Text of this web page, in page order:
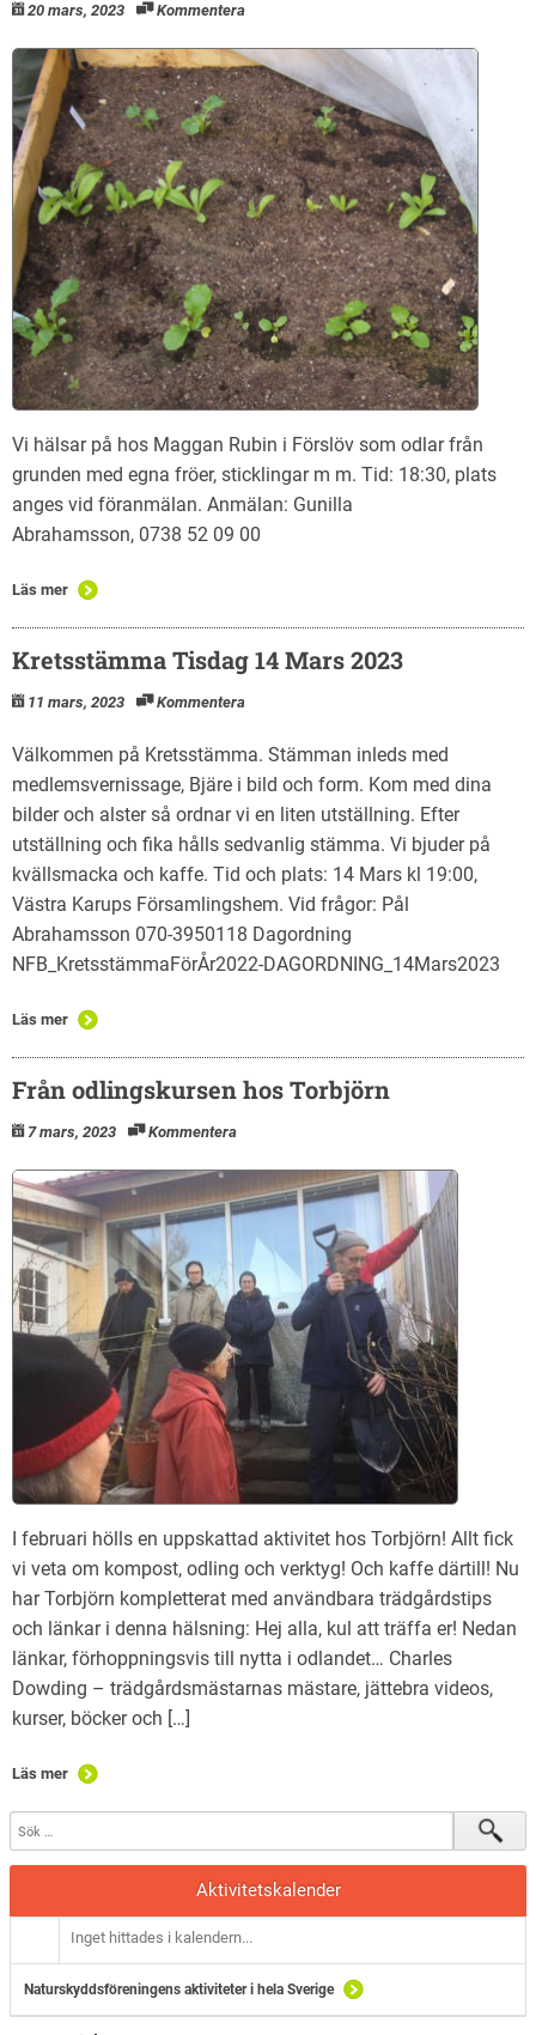
20 mars, 2023 Kommentera
Vi hälsar på hos Maggan Rubin i Förslöv som odlar från
grunden med egna fröer, sticklingar m m. Tid: 18:30, plats
anges vid föranmälan. Anmälan: Gunilla
Abrahamsson, 0738 52 09 00
Läs mer
Kretsstämma Tisdag 14 Mars 2023
11 mars, 2023 Kommentera
Välkommen på Kretsstämma. Stämman inleds med
medlemsvernissage, Bjäre i bild och form. Kom med dina
bilder och alster så ordnar vi en liten utställning. Efter
utställning och fika hålls sedvanlig stämma. Vi bjuder på
kvällsmacka och kaffe. Tid och plats: 14 Mars kl 19:00,
Västra Karups Församlingshem. Vid frågor: Pål
Abrahamsson 070-3950118 Dagordning
NFB_KretsstämmaFörÅr2022-DAGORDNING_14Mars2023
Läs mer
Från odlingskursen hos Torbjörn
7 mars, 2023 Kommentera
I februari hölls en uppskattad aktivitet hos Torbjörn! Allt fick
vi veta om kompost, odling och verktyg! Och kaffe därtill! Nu
har Torbjörn kompletterat med användbara trädgårdstips
och länkar i denna hälsning: Hej alla, kul att träffa er! Nedan
länkar, förhoppningsvis till nytta i odlandet… Charles
Dowding – trädgårdsmästarnas mästare, jättebra videos,
kurser, böcker och […]
Läs mer
Aktivitetskalender
Inget hittades i kalendern...
Naturskyddsföreningens aktiviteter i hela Sverige